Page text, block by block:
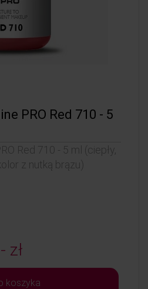
PRO Red 710 - 5
Red 710 - 5 ml (ciepły,
z nutką brązu)
zł
koszyka